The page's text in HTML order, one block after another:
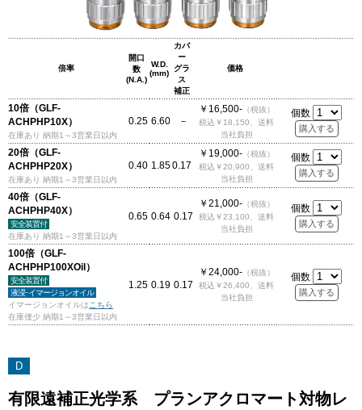
倍率
開口
数
(N.A.)
W.D.
(mm)
カバ
ー
グラ
ス
補正
価格
10倍（GLF-
ACHPHP10X）
在庫あり 納期1～3営業日以内
0.25 6.60 －
￥16,500-（税抜）
税込￥18,150、送料
当社負担
個数
20倍（GLF-
ACHPHP20X）
在庫あり 納期1～3営業日以内
0.40 1.850.17
￥19,000-（税抜）
税込￥20,900、送料
当社負担
個数
40倍（GLF-
ACHPHP40X）
安全装置付
在庫あり 納期1～3営業日以内
0.65 0.64 0.17
￥21,000-（税抜）
税込￥23,100、送料
当社負担
個数
100倍（GLF-
ACHPHP100XOil）
安全装置付
液浸･イマージョンオイル
イマージョンオイルはこちら
在庫僅少 納期1～3営業日以内
1.25 0.19 0.17
￥24,000-（税抜）
税込￥26,400、送料
当社負担
個数
D
有限遠補正光学系 プランアクロマート対物レ